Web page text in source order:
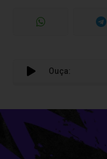
Ouça: